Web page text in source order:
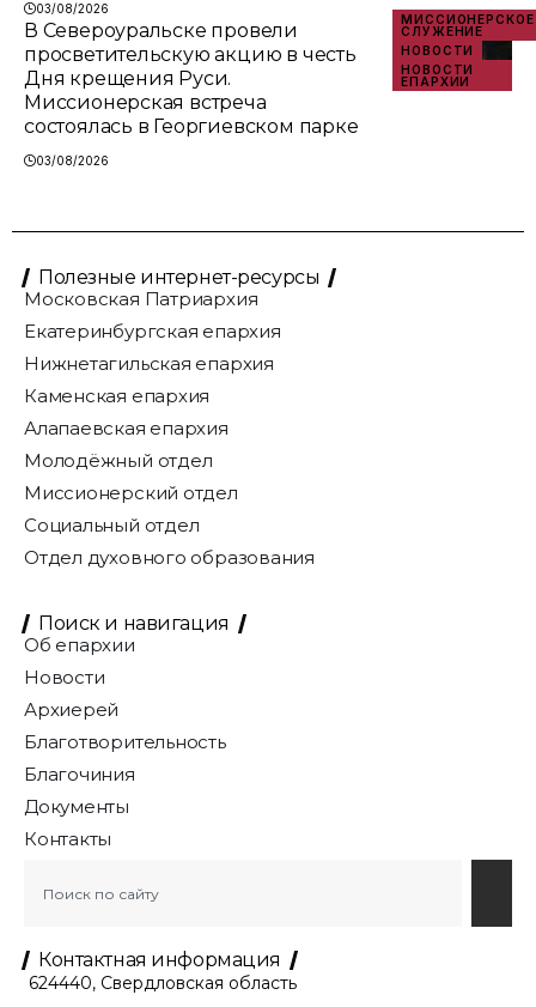
03/08/2026
МИССИОНЕРСКОЕ
СЛУЖЕНИЕ
НОВОСТИ
НОВОСТИ
ЕПАРХИИ
В Североуральске провели
просветительскую акцию в честь
Дня крещения Руси.
Миссионерская встреча
состоялась в Георгиевском парке
03/08/2026
Полезные интернет-ресурсы
Московская Патриархия
Екатеринбургская епархия
Нижнетагильская епархия
Каменская епархия
Алапаевская епархия
Молодёжный отдел
Миссионерский отдел
Социальный отдел
Отдел духовного образования
Поиск и навигация
Об епархии
Новости
Архиерей
Благотворительность
Благочиния
Документы
Контакты
Контактная информация
624440, Свердловская область